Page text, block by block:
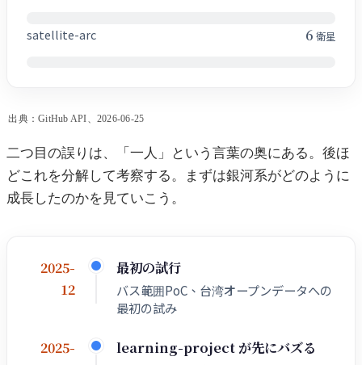
satellite-arc 6 衛星
出典：GitHub API、2026-06-25
二つ目の誤りは、「一人」という言葉の奥にある。後ほ
どこれを分解して考察する。まずは銀河系がどのように
成長したのかを見ていこう。
2025-
12
最初の試行
バス範囲PoC、台湾オープンデータへの
最初の試み
2025-
learning-project が先にバズる